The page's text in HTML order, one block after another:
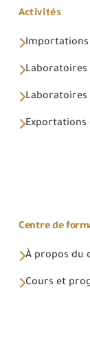
Activités
Centre de
À propos du
Cours et